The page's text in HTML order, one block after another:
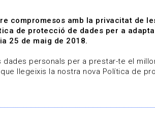
representem Contacte
compromesos amb la privacitat de
de protecció de dades per a
25 de maig de 2018.
personals per a prestar-te el
llegeixis la nostra nova Política de